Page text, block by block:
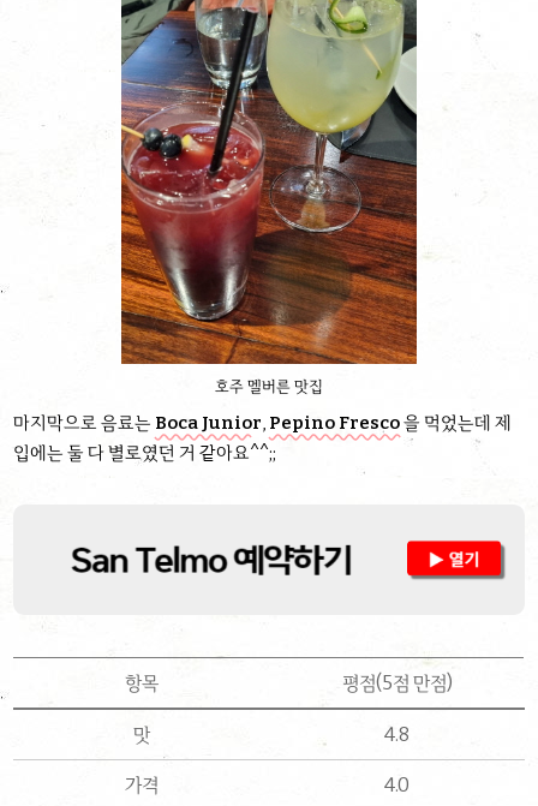
호주 멜버른 맛집
마지막으로 음료는 Boca Junior Pepino Fresco을 먹었는데 제
입에는 둘 다 별로였던 거 같아요^^;;
항목 평점(5점 만점)
맛 4.8
가격 4.0